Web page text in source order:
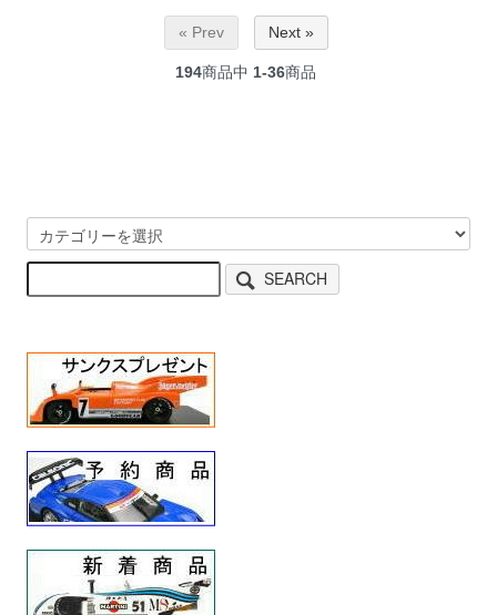
« Prev Next »
194商品中 1-36商品
SEARCH